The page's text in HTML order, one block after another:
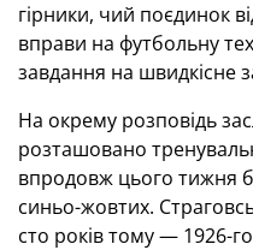
гірники, чий поєдинок
вправи на футбольну
завдання на швидкісне
На окрему розповідь
розташовано
впродовж цього тижня
синьо-жовтих.
сто років тому — 1926-